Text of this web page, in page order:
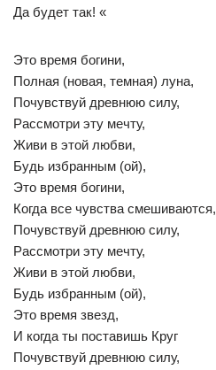
Да будет так! «
Это время богини,
Полная (новая, темная) луна,
Почувствуй древнюю силу,
Рассмотри эту мечту,
Живи в этой любви,
Будь избранным (ой),
Это время богини,
Когда все чувства смешиваются,
Почувствуй древнюю силу,
Рассмотри эту мечту,
Живи в этой любви,
Будь избранным (ой),
Это время звезд,
И когда ты поставишь Круг
Почувствуй древнюю силу,